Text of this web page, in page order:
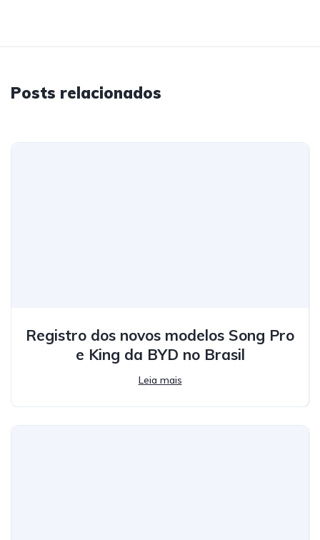
Posts relacionados
Registro dos novos modelos Song Pro
e King da BYD no Brasil
Leia mais